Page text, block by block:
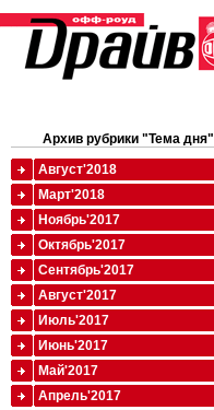
Архив рубрики "Тема дня"
Август'2018
Март'2018
Ноябрь'2017
Октябрь'2017
Сентябрь'2017
Август'2017
Июль'2017
Июнь'2017
Май'2017
Апрель'2017